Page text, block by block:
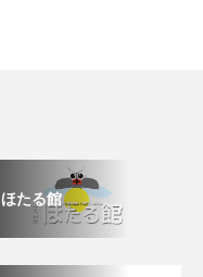
ほたる館